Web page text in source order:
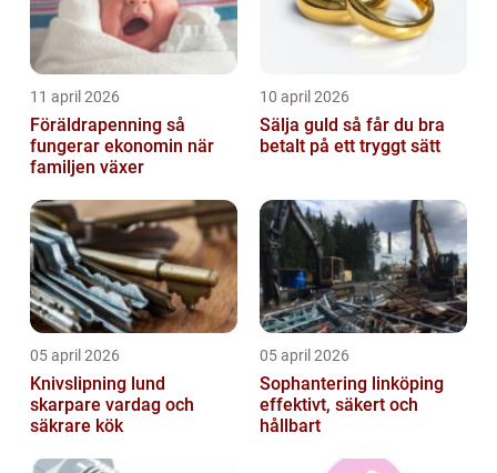
11 april 2026
Föräldrapenning så
fungerar ekonomin när
familjen växer
10 april 2026
Sälja guld så får du bra
betalt på ett tryggt sätt
05 april 2026
Knivslipning lund
skarpare vardag och
säkrare kök
05 april 2026
Sophantering linköping
effektivt, säkert och
hållbart